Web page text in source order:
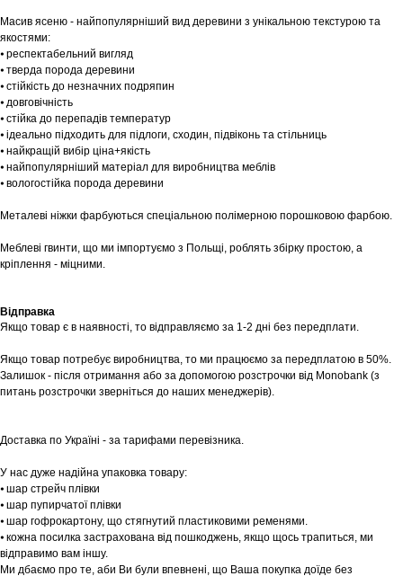
Масив ясеню - найпопулярніший вид деревини з унікальною текстурою та
якостями:
⦁ респектабельний вигляд
⦁ тверда порода деревини
⦁ стійкість до незначних подряпин
⦁ довговічність
⦁ стійка до перепадів температур
⦁ ідеально підходить для підлоги, сходин, підвіконь та стільниць
⦁ найкращій вибір ціна+якість
⦁ найпопулярніший матеріал для виробництва меблів
⦁ вологостійка порода деревини
Металеві ніжки фарбуються спеціальною полімерною порошковою фарбою.
Меблеві гвинти, що ми імпортуємо з Польщі, роблять збірку простою, а
кріплення - міцними.
Відправка
Якщо товар є в наявності, то відправляємо за 1-2 дні без передплати.
Якщо товар потребує виробництва, то ми працюємо за передплатою в 50%.
Залишок - після отримання або за допомогою розстрочки від Monobank (з
питань розстрочки зверніться до наших менеджерів).
Доставка по Україні - за тарифами перевізника.
У нас дуже надійна упаковка товару:
⦁ шар стрейч плівки
⦁ шар пупирчатої плівки
⦁ шар гофрокартону, що стягнутий пластиковими ременями.
⦁ кожна посилка застрахована від пошкоджень, якщо щось трапиться, ми
відправимо вам іншу.
Ми дбаємо про те, аби Ви були впевнені, що Ваша покупка доїде без
Шоурум
Tekstura
Заплануйте візит у простір створений
для вас